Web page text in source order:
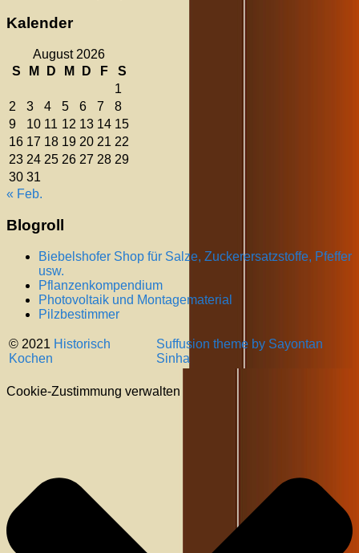
Kalender
August 2026
S
M D M D F
S
1
2
3 4 5 6 7
8
9
10 11 12 13 14 15
16 17 18 19 20 21 22
23 24 25 26 27 28 29
30 31
« Feb.
Blogroll
Biebelshofer Shop für Salze, Zuckerersatzstoffe, Pfeffer
usw.
Pflanzenkompendium
Photovoltaik und Montagematerial
Pilzbestimmer
© 2021 Historisch
Kochen
Suffusion theme by Sayontan
Sinha
Cookie-Zustimmung verwalten